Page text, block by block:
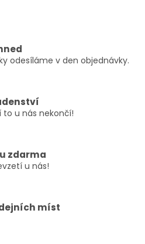
odesíláme v den objednávky.
to u nás nekončí!
zdarma
u nás!
míst